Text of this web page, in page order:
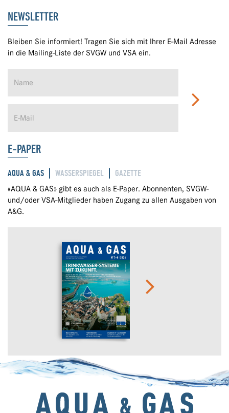
NEWSLETTER
Bleiben Sie informiert! Tragen Sie sich mit Ihrer E-Mail Adresse
in die Mailing-Liste der SVGW und VSA ein.
E-PAPER
AQUA & GAS WASSERSPIEGEL GAZETTE
«AQUA & GAS» gibt es auch als E-Paper. Abonnenten, SVGW-
und/oder VSA-Mitglieder haben Zugang zu allen Ausgaben von
A&G.